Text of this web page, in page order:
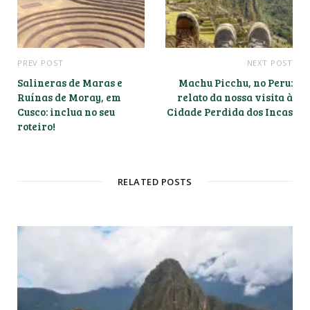
PREV POST
Salineras de Maras e
Ruínas de Moray, em
Cusco: inclua no seu
roteiro!
NEXT POST
Machu Picchu, no Peru:
relato da nossa visita à
Cidade Perdida dos Incas
RELATED POSTS